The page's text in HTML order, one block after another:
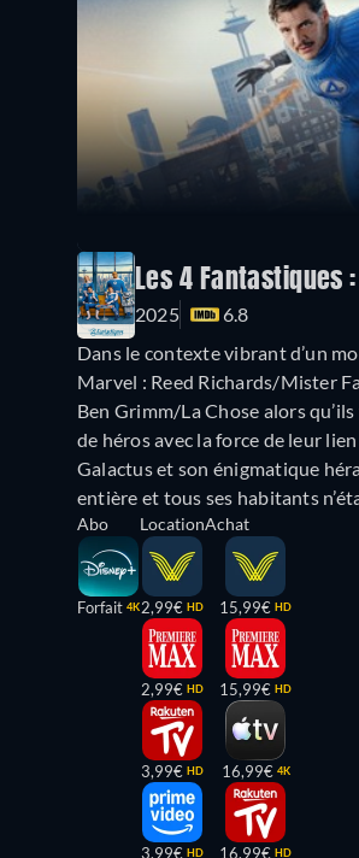
Les 4 Fantastiques
2025
6.8
Dans le contexte vibrant d’un
Marvel : Reed Richards/Mister
Ben Grimm/La Chose alors
de héros avec la force de leur
Galactus et son énigmatique
entière et tous ses habitants
Abo
Forfait 4K
Location
2,99€ HD
2,99€ HD
3,99€ HD
3,99€ HD
Achat
15,99€ HD
15,99€ HD
16,99€ 4K
16,99€ HD